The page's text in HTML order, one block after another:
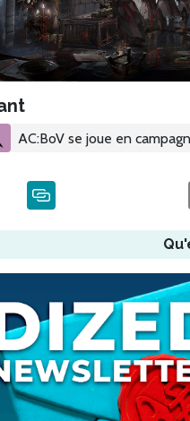
AC:BoV se joue en